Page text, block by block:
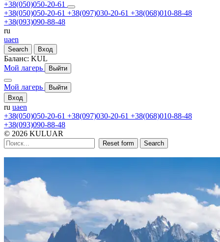
+38(050)050-20-61
+38(050)050-20-61 +38(097)030-20-61 +38(068)010-88-48
+38(093)090-88-48
ru
uaen
Search Вход
Баланс: KUL
Мой лагерь
Выйти
Мой лагерь
Выйти
Вход
ru uaen
+38(050)050-20-61 +38(097)030-20-61 +38(068)010-88-48
+38(093)090-88-48
© 2026 KULUAR
Reset form Search